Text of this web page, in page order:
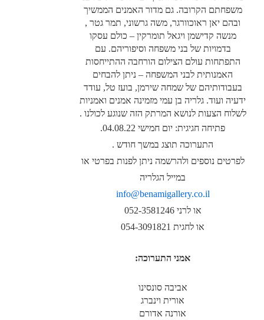
משפחתם הקרובה. גם מדור האמנים הממשיך
ובהם יאן ראוכוורגר, משה גרשוני, תמר גטר ,
מנשה קדישמן ויגאל תומרקין – כולם עסקו
בדמויות של בני משפחה וסיפוריהם. עם
התפתחות עולם הצילום הורחבה ההתייחסות
האמנותית לבני המשפחה – ניתן להבחים
בעבודותיהם של שמחה שירמן, בועז טל, עודד
ידעיה ועוד. גלריה בן עמי מזמינה אמנים ואמניות
לשלוח הצעות לנושא המרתק הזה שנוגע לכולנו .
פתיחה חגיגית: יום חמישי 04.08.22.
התערוכה תוצג במשך חודש .
לפרטים נוספים ולהרשמה ניתן לפנות בפרטי או
במייל הגלריה
info@benamigallery.co.il
או לרני 052-3581246
או לחגית 054-3091821
אמני התערוכה:
אביבה סונסינו
אורית וינברג
אורנה אדורם